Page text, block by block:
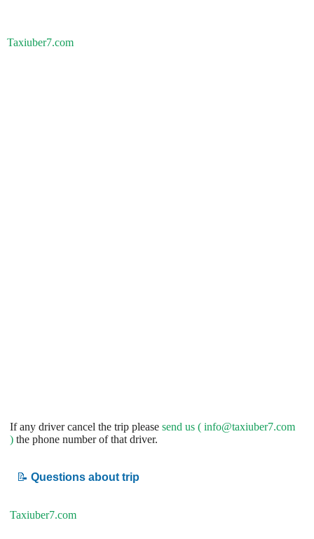
Taxiuber7.com
If any driver cancel the trip please send us ( info@taxiuber7.com
) the phone number of that driver.
📝 Questions about trip
Taxiuber7.com